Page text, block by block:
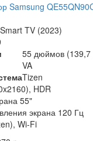
Samsung
TV (2023)
55 дюймов (139,7
VA
Tizen
HDR
55"
экрана 120 Гц
Wi-Fi